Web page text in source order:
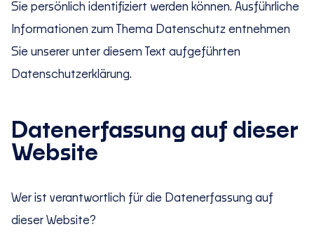
Sie persönlich identifiziert werden können. Ausführliche
Informationen zum Thema Datenschutz entnehmen
Sie unserer unter diesem Text aufgeführten
Datenschutzerklärung.
Datenerfassung auf dieser
Website
Wer ist verantwortlich für die Datenerfassung auf
dieser Website?